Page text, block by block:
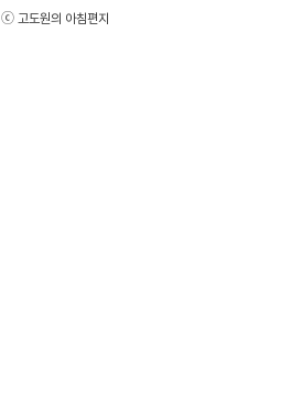
ⓒ 고도원의 아침편지